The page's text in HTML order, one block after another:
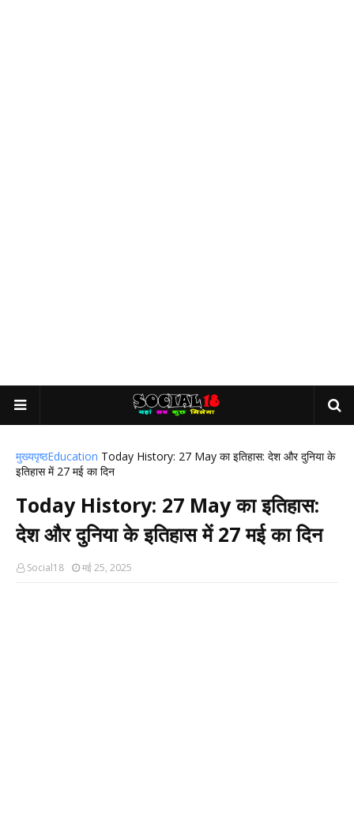
मुख्यपृष्ठEducation Today History: 27 May का इतिहास: देश और दुनिया के
इतिहास में 27 मई का दिन
Today History: 27 May का इतिहास:
देश और दुनिया के इतिहास में 27 मई का दिन
Social18 मई 25, 2025